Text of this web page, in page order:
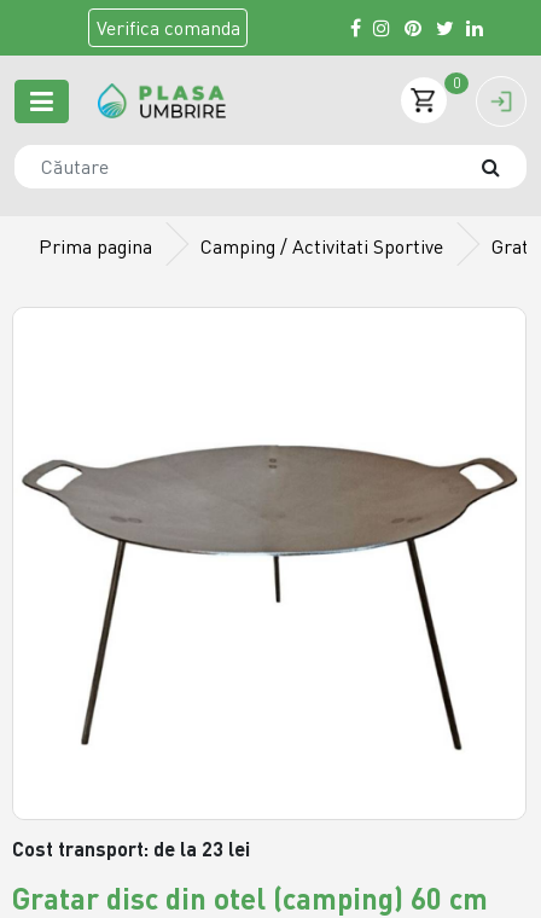
Verifica comanda
0
Prima pagina Camping / Activitati Sportive
Cost transport: de la 23 lei
Gratar disc din otel (camping) 60 cm